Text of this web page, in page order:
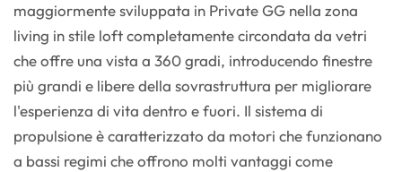
maggiormente sviluppata in Private GG nella zona
living in stile loft completamente circondata da vetri
che offre una vista a 360 gradi, introducendo finestre
più grandi e libere della sovrastruttura per migliorare
l'esperienza di vita dentro e fuori. Il sistema di
propulsione è caratterizzato da motori che funzionano
a bassi regimi che offrono molti vantaggi come